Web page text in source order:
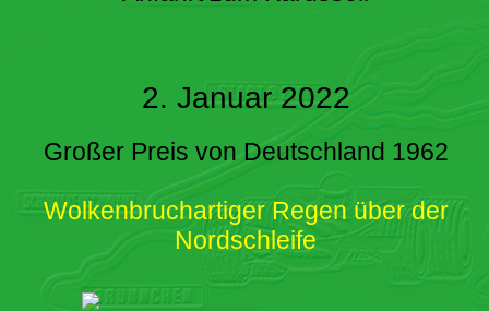
2. Januar 2022
Großer Preis von Deutschland 1962
Wolkenbruchartiger Regen über der
Nordschleife